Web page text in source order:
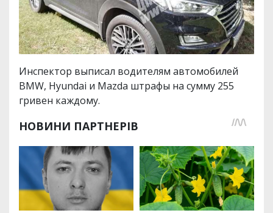
Инспектор выписал водителям автомобилей
BMW, Hyundai и Mazda штрафы на сумму 255
гривен каждому.